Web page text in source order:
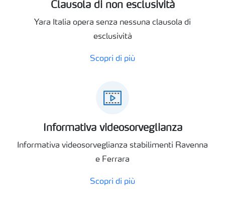
Clausola di non esclusività
Yara Italia opera senza nessuna clausola di
esclusività
Scopri di più
Informativa videosorveglianza
Informativa videosorveglianza stabilimenti Ravenna
e Ferrara
Scopri di più